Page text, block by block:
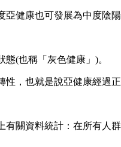
健康也可發展為中度陰陽
(也稱「灰色健康」)。
也就是說亞健康經過正
資料統計：在所有人群